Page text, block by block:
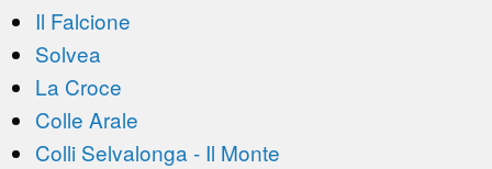
Il Falcione
Solvea
La Croce
Colle Arale
Colli Selvalonga - Il Monte